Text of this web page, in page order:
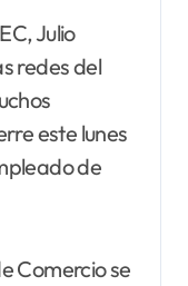
redes del
este lunes
de
Comercio se